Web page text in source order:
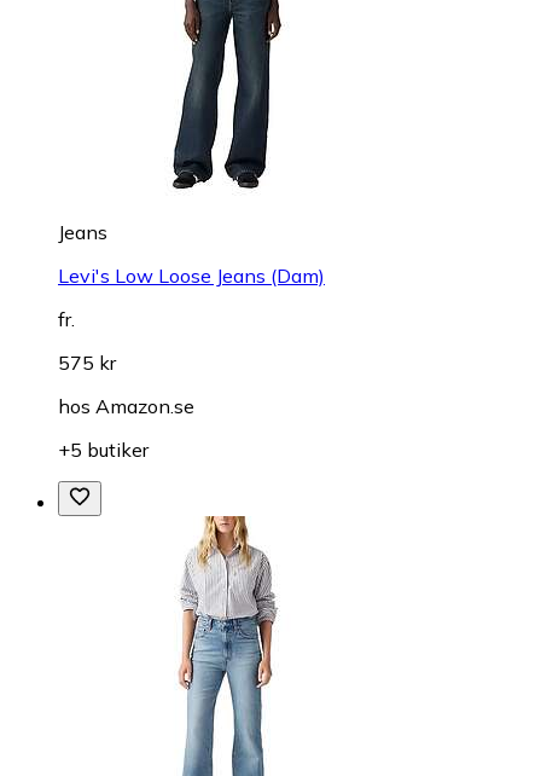
Jeans
Levi's Low Loose Jeans (Dam)
fr.
575 kr
hos Amazon.se
+5 butiker